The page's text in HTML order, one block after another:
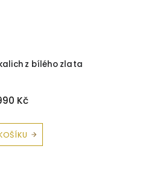
z bílého zlata
Kč